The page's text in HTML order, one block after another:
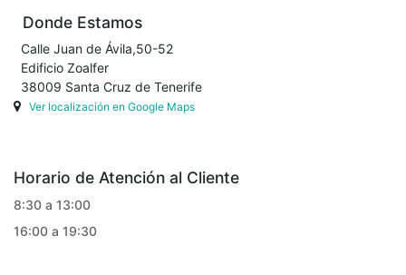
Donde Estamos
Calle Juan de Ávila,50-52
Edificio Zoalfer
38009 Santa Cruz de Tenerife
Ver localización en Google Maps
Horario de Atención al Cliente
8:30 a 13:00
16:00 a 19:30